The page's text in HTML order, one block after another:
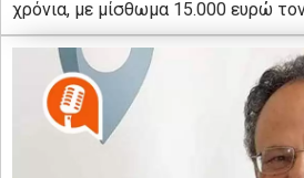
χρόνια, με μίσθωμα 15.000 ευρώ